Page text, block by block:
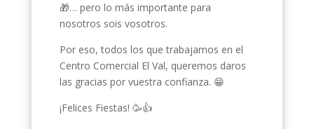
🎁… pero lo más importante para
nosotros sois vosotros.
Por eso, todos los que trabajamos en el
Centro Comercial El Val, queremos daros
las gracias por vuestra confianza. 😁
¡Felices Fiestas! 🥳👍